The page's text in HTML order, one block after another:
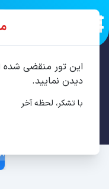
تور تفلیس،
28
این تور منقضی شده
دیدن نمایید.
با تشکر، لحظه آخر